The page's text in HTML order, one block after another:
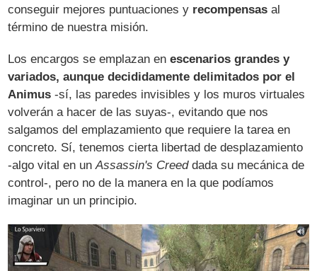
conseguir mejores puntuaciones y recompensas al
término de nuestra misión.
Los encargos se emplazan enescenarios grandes y
variados, aunque decididamente delimitados por el
Animus -sí, las paredes invisibles y los muros virtuales
volverán a hacer de las suyas-, evitando que nos
salgamos del emplazamiento que requiere la tarea en
concreto. Sí, tenemos cierta libertad de desplazamiento
-algo vital en unAssassin's Creeddada su mecánica de
control-, pero no de la manera en la que podíamos
imaginar un un principio.